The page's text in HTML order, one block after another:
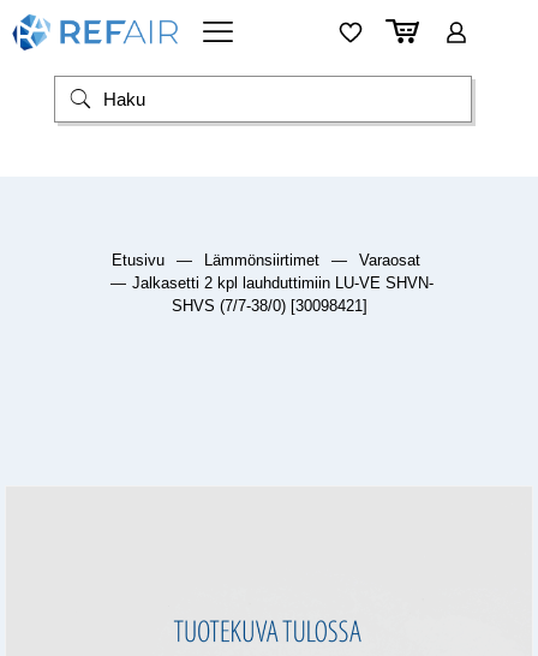
Etusivu — Lämmönsiirtimet —
Varaosat
— Jalkasetti 2 kpl lauhduttimiin LU-VE SHVN-
SHVS (7/7-38/0) [30098421]